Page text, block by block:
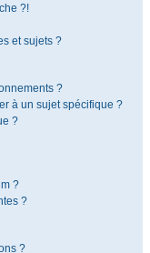
?!
et sujets ?
?
à un sujet spécifique ?
?
?
?
?